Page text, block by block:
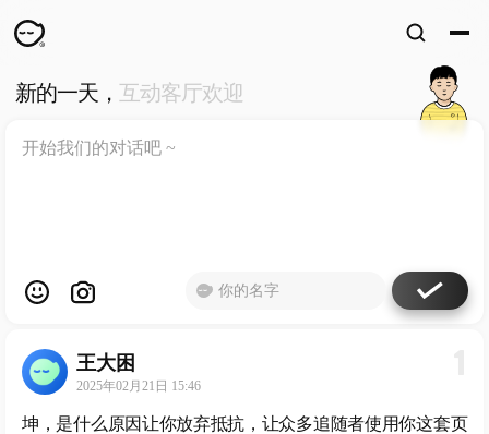
WKUN HOME
ABOUT ME
工作室
新的一天， 互动客厅欢迎
王大困
2025年02月21日 15:46
坤，是什么原因让你放弃抵抗，让众多追随者使用你这套页